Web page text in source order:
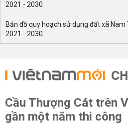
2021 - 2030
Bản đồ quy hoạch sử dụng đất xã
2021 - 2030
Cầu Thượng Cát trên
gần một năm thi công